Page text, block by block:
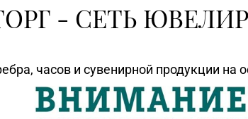
- СЕТЬ
часов и сувенирной продукции